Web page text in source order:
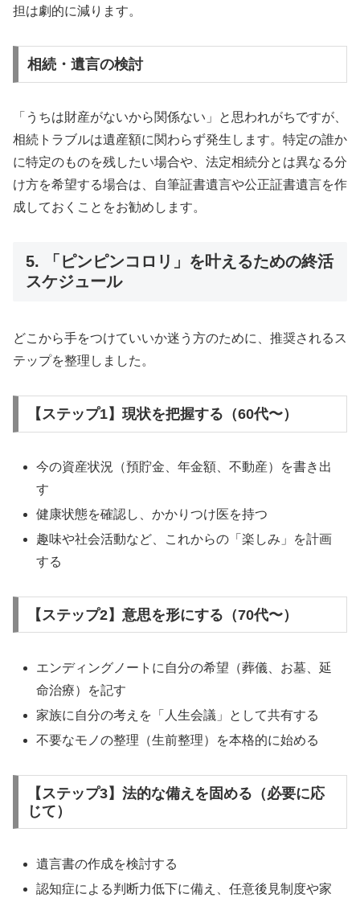
担は劇的に減ります。
相続・遺言の検討
「うちは財産がないから関係ない」と思われがちですが、
相続トラブルは遺産額に関わらず発生します。特定の誰か
に特定のものを残したい場合や、法定相続分とは異なる分
け方を希望する場合は、自筆証書遺言や公正証書遺言を作
成しておくことをお勧めします。
5. 「ピンピンコロリ」を叶えるための終活
スケジュール
どこから手をつけていいか迷う方のために、推奨されるス
テップを整理しました。
【ステップ1】現状を把握する（60代〜）
今の資産状況（預貯金、年金額、不動産）を書き出
す
健康状態を確認し、かかりつけ医を持つ
趣味や社会活動など、これからの「楽しみ」を計画
する
【ステップ2】意思を形にする（70代〜）
エンディングノートに自分の希望（葬儀、お墓、延
命治療）を記す
家族に自分の考えを「人生会議」として共有する
不要なモノの整理（生前整理）を本格的に始める
【ステップ3】法的な備えを固める（必要に応
じて）
遺言書の作成を検討する
認知症による判断力低下に備え、任意後見制度や家